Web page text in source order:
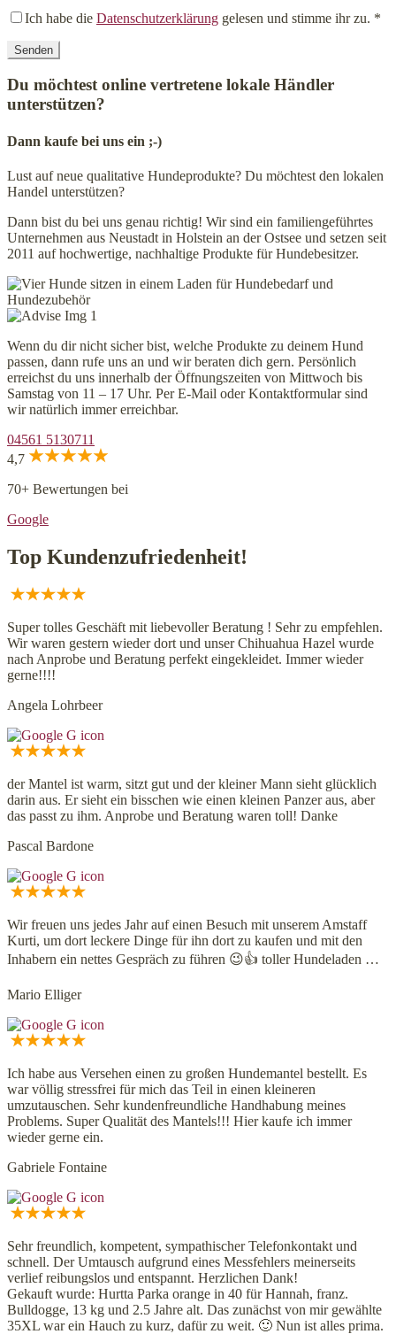
Ich habe die Datenschutzerklärung gelesen und stimme ihr zu. *
Du möchtest online vertretene lokale Händler
unterstützen?
Dann kaufe bei uns ein ;-)
Lust auf neue qualitative Hundeprodukte? Du möchtest den lokalen
Handel unterstützen?
Dann bist du bei uns genau richtig! Wir sind ein familiengeführtes
Unternehmen aus Neustadt in Holstein an der Ostsee und setzen seit
2011 auf hochwertige, nachhaltige Produkte für Hundebesitzer.
Wenn du dir nicht sicher bist, welche Produkte zu deinem Hund
passen, dann rufe uns an und wir beraten dich gern. Persönlich
erreichst du uns innerhalb der Öffnungszeiten von Mittwoch bis
Samstag von 11 – 17 Uhr. Per E-Mail oder Kontaktformular sind
wir natürlich immer erreichbar.
04561 5130711
4,7
70+ Bewertungen bei
Google
Top Kundenzufriedenheit!
Super tolles Geschäft mit liebevoller Beratung ! Sehr zu empfehlen.
Wir waren gestern wieder dort und unser Chihuahua Hazel wurde
nach Anprobe und Beratung perfekt eingekleidet. Immer wieder
gerne!!!!
Angela Lohrbeer
der Mantel ist warm, sitzt gut und der kleiner Mann sieht glücklich
darin aus. Er sieht ein bisschen wie einen kleinen Panzer aus, aber
das passt zu ihm. Anprobe und Beratung waren toll! Danke
Pascal Bardone
Wir freuen uns jedes Jahr auf einen Besuch mit unserem Amstaff
Kurti, um dort leckere Dinge für ihn dort zu kaufen und mit den
Inhabern ein nettes Gespräch zu führen 😉👍 toller Hundeladen …
Mario Elliger
Ich habe aus Versehen einen zu großen Hundemantel bestellt. Es
war völlig stressfrei für mich das Teil in einen kleineren
umzutauschen. Sehr kundenfreundliche Handhabung meines
Problems. Super Qualität des Mantels!!! Hier kaufe ich immer
wieder gerne ein.
Gabriele Fontaine
Sehr freundlich, kompetent, sympathischer Telefonkontakt und
schnell. Der Umtausch aufgrund eines Messfehlers meinerseits
verlief reibungslos und entspannt. Herzlichen Dank!
Gekauft wurde: Hurtta Parka orange in 40 für Hannah, franz.
Bulldogge, 13 kg und 2.5 Jahre alt. Das zunächst von mir gewählte
35XL war ein Hauch zu kurz, dafür zu weit. 🙂 Nun ist alles prima.